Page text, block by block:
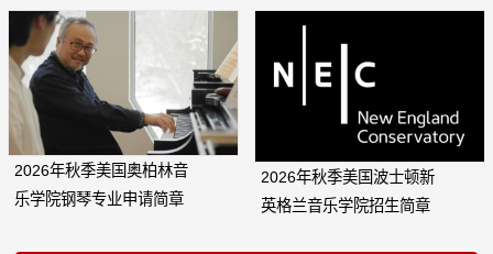
2026年秋季美国奥柏林音
乐学院钢琴专业申请简章
2026年秋季美国波士顿新
英格兰音乐学院招生简章